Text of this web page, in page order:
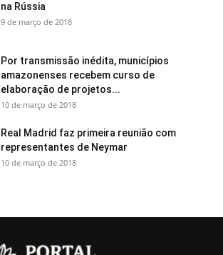
na Rússia
9 de março de 2018
Por transmissão inédita, municípios
amazonenses recebem curso de
elaboração de projetos...
10 de março de 2018
Real Madrid faz primeira reunião com
representantes de Neymar
10 de março de 2018